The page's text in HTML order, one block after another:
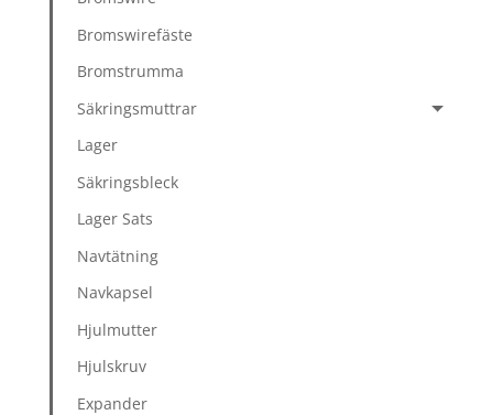
Bromswirefäste
Bromstrumma
Säkringsmuttrar
Lager
Säkringsbleck
Lager Sats
Navtätning
Navkapsel
Hjulmutter
Hjulskruv
Expander